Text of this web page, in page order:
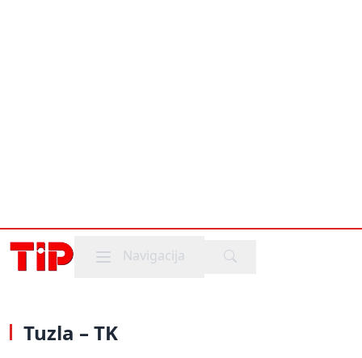
Mobile menu
Navigacija
Tuzla – TK